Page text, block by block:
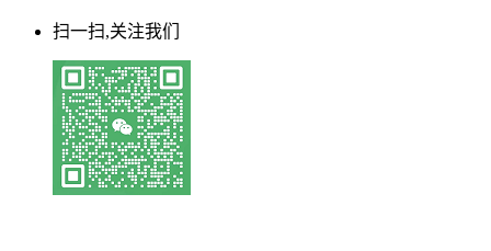
扫一扫,关注我们